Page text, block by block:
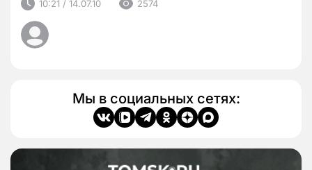
10:21 / 14.07.10 2574
Мы в социальных сетях: